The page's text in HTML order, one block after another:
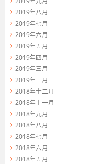
2019年八月
2019年七月
2019年六月
2019年五月
2019年四月
2019年三月
2019年一月
2018年十二月
2018年十一月
2018年九月
2018年八月
2018年七月
2018年六月
2018年五月